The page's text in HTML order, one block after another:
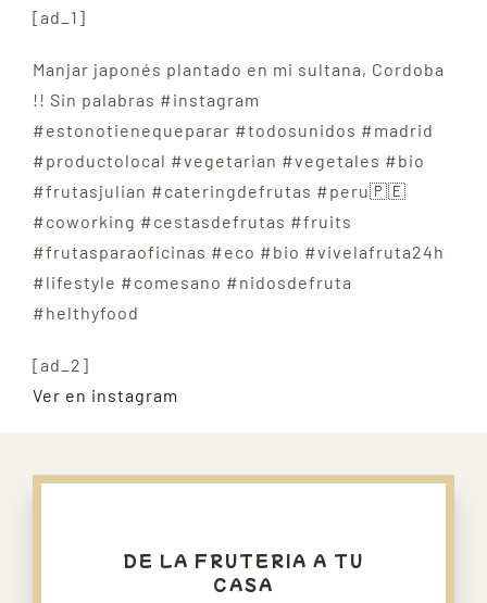
[ad_1]
Manjar japonés plantado en mi sultana, Cordoba
!! Sin palabras #instagram
#estonotienequeparar #todosunidos #madrid
#productolocal #vegetarian #vegetales #bio
#frutasjulian #cateringdefrutas #peru🇵🇪
#coworking #cestasdefrutas #fruits
#frutasparaoficinas #eco #bio #vivelafruta24h
#lifestyle #comesano #nidosdefruta
#helthyfood
[ad_2]
Ver en instagram
DE LA FRUTERIA A TU
CASA